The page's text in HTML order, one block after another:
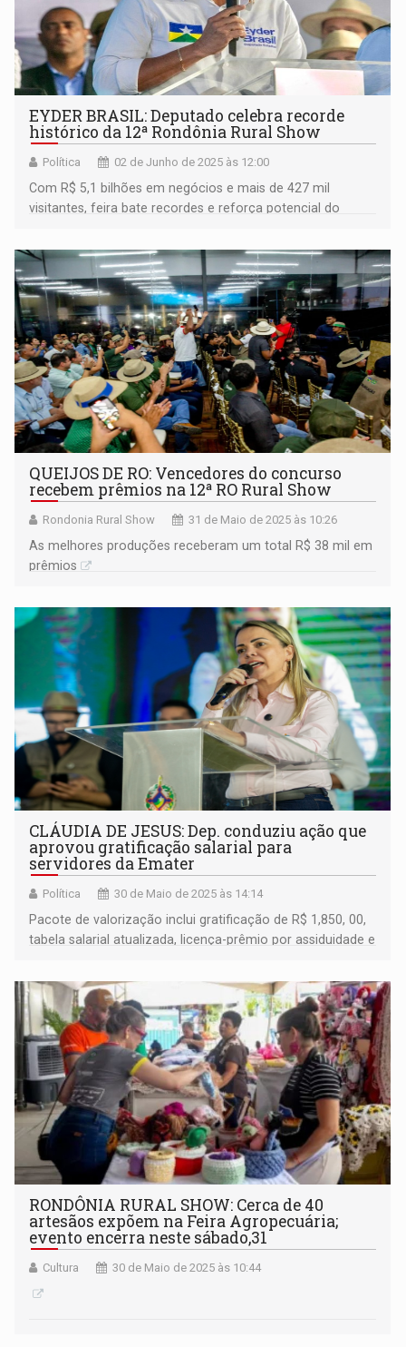
EYDER BRASIL: Deputado celebra recorde
histórico da 12ª Rondônia Rural Show
Política 02 de Junho de 2025 às 12:00
Com R$ 5,1 bilhões em negócios e mais de 427 mil
visitantes, feira bate recordes e reforça potencial do
QUEIJOS DE RO: Vencedores do concurso
recebem prêmios na 12ª RO Rural Show
Rondonia Rural Show 31 de Maio de 2025 às 10:26
As melhores produções receberam um total R$ 38 mil em
prêmios
CLÁUDIA DE JESUS: Dep. conduziu ação que
aprovou gratificação salarial para
servidores da Emater
Política 30 de Maio de 2025 às 14:14
Pacote de valorização inclui gratificação de R$ 1,850, 00,
tabela salarial atualizada, licença-prêmio por assiduidade e
RONDÔNIA RURAL SHOW: Cerca de 40
artesãos expõem na Feira Agropecuária;
evento encerra neste sábado,31
Cultura 30 de Maio de 2025 às 10:44